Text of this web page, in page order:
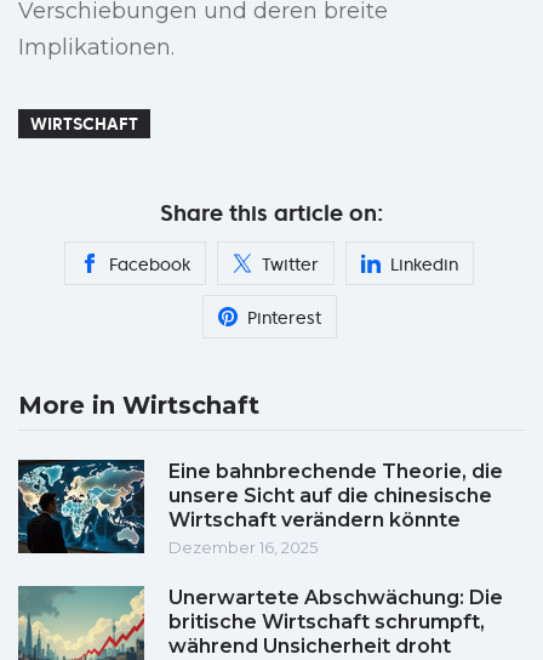
Verschiebungen und deren breite
Implikationen.
WIRTSCHAFT
Share this article on:
Facebook Twitter Linkedin
Pinterest
More in Wirtschaft
Eine bahnbrechende Theorie, die
unsere Sicht auf die chinesische
Wirtschaft verändern könnte
Dezember 16, 2025
Unerwartete Abschwächung: Die
britische Wirtschaft schrumpft,
während Unsicherheit droht